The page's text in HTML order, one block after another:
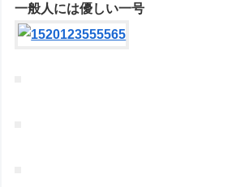
一般人には優しい一号